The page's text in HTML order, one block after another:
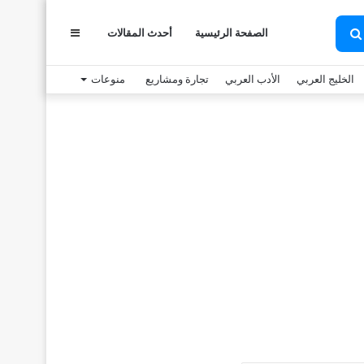
بحث
عن
الصفحة الرئيسية أحدث المقالات
الخليج العربي الأدب العربي تجارة ومشاريع منوعات